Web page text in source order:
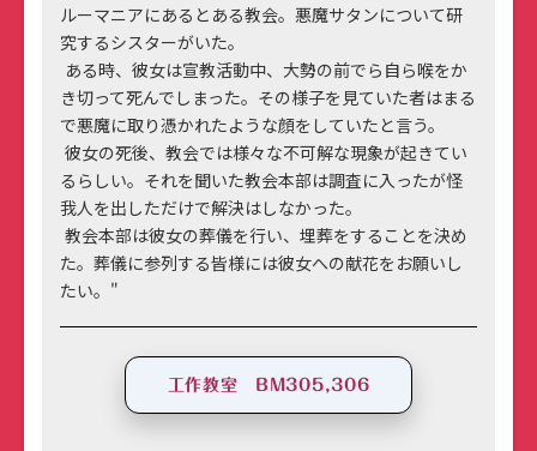
ルーマニアにあるとある教会。悪魔サタンについて研
究するシスターがいた。
ある時、彼女は宣教活動中、大勢の前でら自ら喉をか
き切って死んでしまった。その様子を見ていた者はまる
で悪魔に取り憑かれたような顔をしていたと言う。
彼女の死後、教会では様々な不可解な現象が起きてい
るらしい。それを聞いた教会本部は調査に入ったが怪
我人を出しただけで解決はしなかった。
教会本部は彼女の葬儀を行い、埋葬をすることを決め
た。葬儀に参列する皆様には彼女への献花をお願いし
たい。"
工作教室 BM305,306